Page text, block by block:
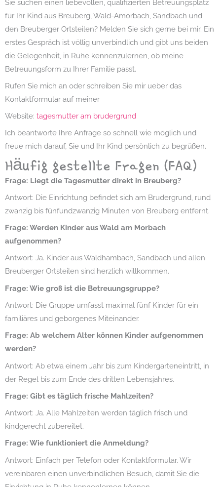
Sie suchen einen liebevollen, qualifizierten Betreuungsplatz
für Ihr Kind aus Breuberg, Wald-Amorbach, Sandbach und
den Breuberger Ortsteilen? Melden Sie sich gerne bei mir. Ein
erstes Gespräch ist völlig unverbindlich und gibt uns beiden
die Gelegenheit, in Ruhe kennenzulernen, ob meine
Betreuungsform zu Ihrer Familie passt.
Rufen Sie mich an oder schreiben Sie mir ueber das
Kontaktformular auf meiner
Website: tagesmutter am brudergrund
Ich beantworte Ihre Anfrage so schnell wie möglich und
freue mich darauf, Sie und Ihr Kind persönlich zu begrüßen.
Häufig gestellte Fragen (FAQ)
Frage: Liegt die Tagesmutter direkt in Breuberg?
Antwort: Die Einrichtung befindet sich am Brudergrund, rund
zwanzig bis fünfundzwanzig Minuten von Breuberg entfernt.
Frage: Werden Kinder aus Wald am Morbach
aufgenommen?
Antwort: Ja. Kinder aus Waldhambach, Sandbach und allen
Breuberger Ortsteilen sind herzlich willkommen.
Frage: Wie groß ist die Betreuungsgruppe?
Antwort: Die Gruppe umfasst maximal fünf Kinder für ein
familiäres und geborgenes Miteinander.
Frage: Ab welchem Alter können Kinder aufgenommen
werden?
Antwort: Ab etwa einem Jahr bis zum Kindergarteneintritt, in
der Regel bis zum Ende des dritten Lebensjahres.
Frage: Gibt es täglich frische Mahlzeiten?
Antwort: Ja. Alle Mahlzeiten werden täglich frisch und
kindgerecht zubereitet.
Frage: Wie funktioniert die Anmeldung?
Antwort: Einfach per Telefon oder Kontaktformular. Wir
vereinbaren einen unverbindlichen Besuch, damit Sie die